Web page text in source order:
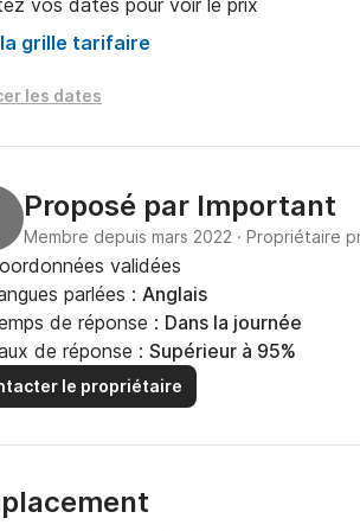
et d'agence pour les eaux étrangères
De plus, si le yacht doit être laissé
perdus pendant le trajet de retour. Les
peut organiser cette organisation
vos dates pour voir le prix
grille tarifaire
les dates
Proposé par Important
Membre depuis mars 2022 · Propriétaire
validées
parlées : Anglais
de réponse : Dans la journée
de réponse : Supérieur à 95%
le propriétaire